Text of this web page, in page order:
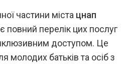
частини міста цнап
повний перелік цих послуг
доступом. Це
молодих батьків та осіб з